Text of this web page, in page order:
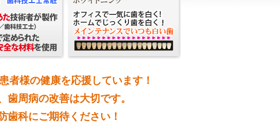
者様の健康を応援しています！
歯周病の改善は大切です。
歯科にご期待ください！